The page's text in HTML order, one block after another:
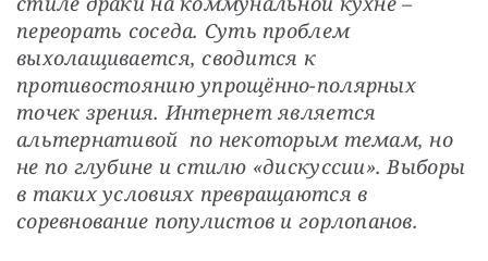
переорать соседа. Суть проблем
выхолащивается, сводится к
противостоянию упрощённо-полярных
точек зрения. Интернет является
альтернативой  по некоторым темам, но
не по глубине и стилю «дискуссии». Выборы
в таких условиях превращаются в
соревнование популистов и горлопанов.